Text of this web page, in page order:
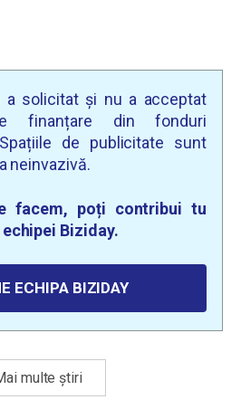
a solicitat și nu a acceptat
finanțare din fonduri
de publicitate sunt
neinvazivă.
facem, poți contribui tu
Biziday.
ECHIPA BIZIDAY
multe știri